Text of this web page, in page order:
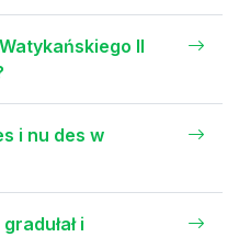
II
i nu des w
i